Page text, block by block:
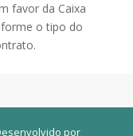
favor da Caixa
o tipo do
por